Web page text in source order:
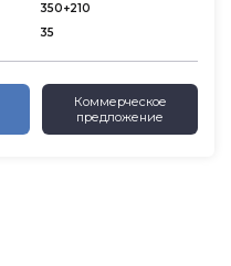
350+210
35
Коммерческое
предложение